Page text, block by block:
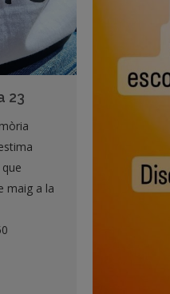
23
maig a la